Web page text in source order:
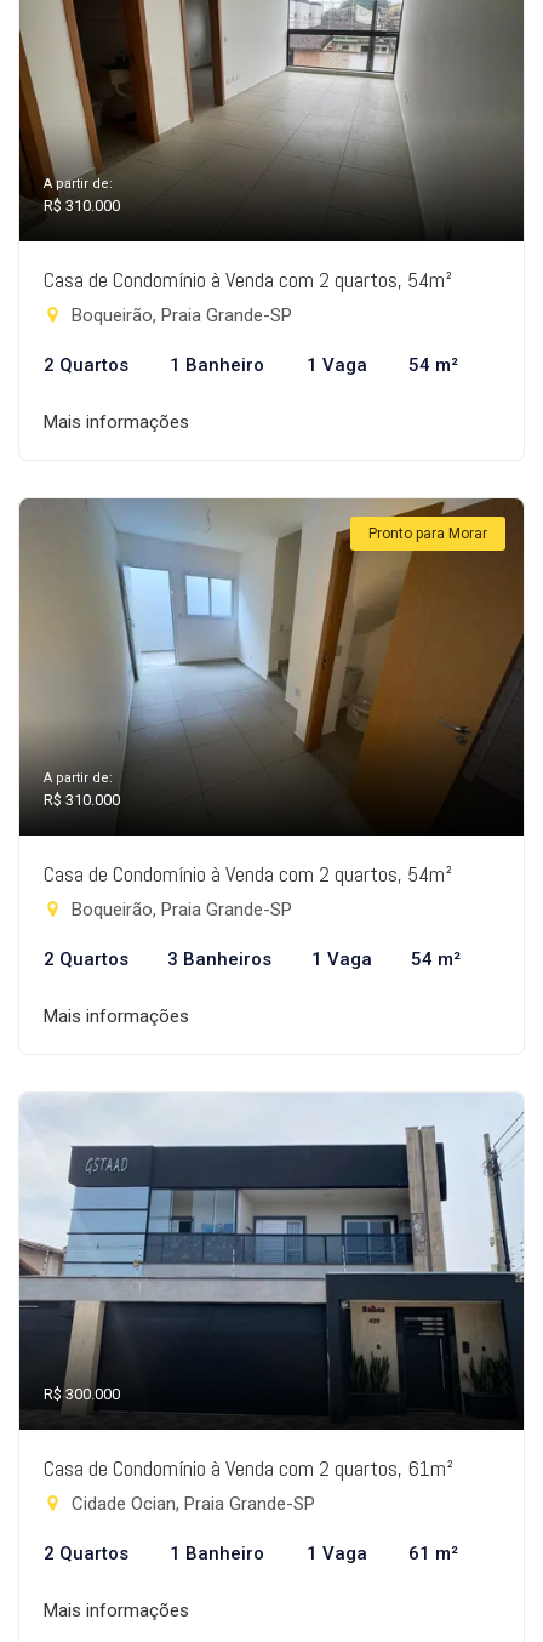
A partir de:
R$ 310.000
Casa de Condomínio à Venda com 2 quartos, 54m²
Boqueirão, Praia Grande-SP
2 Quartos 1 Banheiro 1 Vaga 54 m²
Mais informações
Pronto para Morar
A partir de:
R$ 310.000
Casa de Condomínio à Venda com 2 quartos, 54m²
Boqueirão, Praia Grande-SP
2 Quartos 3 Banheiros 1 Vaga 54 m²
Mais informações
R$ 300.000
Casa de Condomínio à Venda com 2 quartos, 61m²
Cidade Ocian, Praia Grande-SP
2 Quartos 1 Banheiro 1 Vaga 61 m²
Mais informações